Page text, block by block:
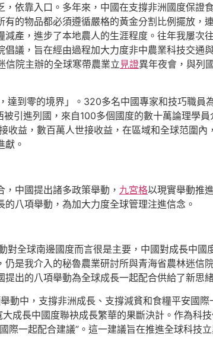
依靠入口。多年來，中國在支撐非洲國度保證
的物品都必須遵循嚴格的黃金分割比例擺放，
產，進步了本地農人的生涯程度。往年我屢次
議，旨在經由過程加大力度非中農業科技交通
信院主辦的全球寒帶農業立 見證異年夜會，與列
達到零的境界」。320多名中國專家和技巧職
引進列國，來自100多個國度的數十萬論理
益，數百萬人世接收益，在區域和全球范圍
獻。
，中國提出諸多政策舉動， 九宮格以現實舉動推
八項舉動，為加大力度全球管理注進信念。
對全球南邊國度而言很是主要，中國對成長中
是我介入的秘魯農業研討所與青海省農林迷信
出的八項舉動為全球成長一起配合供給了新思
動中，支撐非洲成長、支撐減貧和食糧平安國
成長中國度聯袂成長繁華的果斷決計。作為科
際一起配合建議”。這一建議旨在推進全球科技